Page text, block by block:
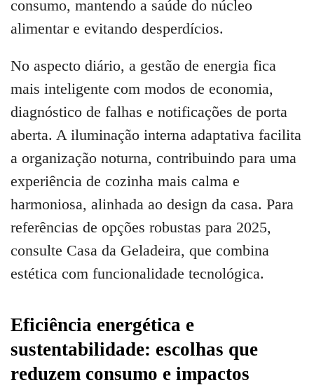
consumo, mantendo a saúde do núcleo
alimentar e evitando desperdícios.
No aspecto diário, a gestão de energia fica
mais inteligente com modos de economia,
diagnóstico de falhas e notificações de porta
aberta. A iluminação interna adaptativa facilita
a organização noturna, contribuindo para uma
experiência de cozinha mais calma e
harmoniosa, alinhada ao design da casa. Para
referências de opções robustas para 2025,
consulte Casa da Geladeira, que combina
estética com funcionalidade tecnológica.
Eficiência energética e
sustentabilidade: escolhas que
reduzem consumo e impactos